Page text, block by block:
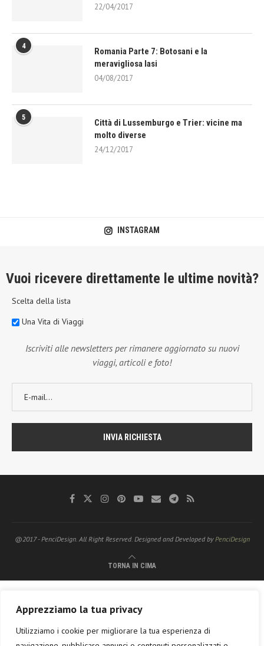
Apprezziamo la tua privacy
Utilizziamo i cookie per migliorare la tua esperienza di
22/04/2017
4
Romania Parte 7: Botosani e la
meravigliosa Iasi
04/08/2017
5
Città di Lussemburgo e Trier: vicine ma
molto diverse
24/12/2017
INSTAGRAM
Vuoi ricevere direttamente le ultime novità?
Scelta della lista
Una Vita di Viaggi
Iscriviti alle newsletters per rimanere aggiornato su nuovi
viaggi, articoli e foto!
@2017 - PenciDesign. All Right Reserved. Designed and Developed by PenciDesign
TORNA IN CIMA